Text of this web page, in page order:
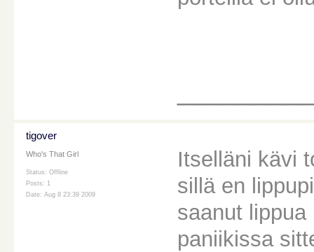
tigover
Who's That Girl
Status: Offline
Posts: 1
Date: Aug 8 23:39 2009
Itselläni kävi
sillä en
saanut
paniikissa